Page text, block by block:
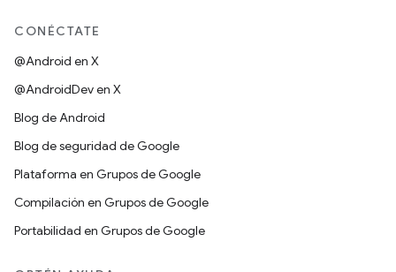
CONÉCTATE
@Android en X
@AndroidDev en X
Blog de Android
Blog de seguridad de Google
Plataforma en Grupos de Google
Compilación en Grupos de Google
Portabilidad en Grupos de Google